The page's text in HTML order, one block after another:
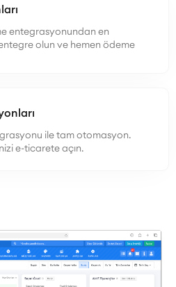
entegrasyonundan en
olun ve hemen ödeme
ile tam otomasyon.
e-ticarete açın.